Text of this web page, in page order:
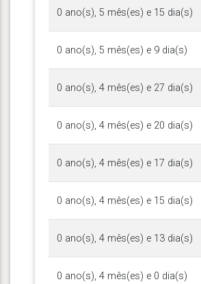
0 ano(s), 5 mês(es) e 15 dia(s)
0 ano(s), 5 mês(es) e 9 dia(s)
0 ano(s), 4 mês(es) e 27 dia(s)
0 ano(s), 4 mês(es) e 20 dia(s)
0 ano(s), 4 mês(es) e 17 dia(s)
0 ano(s), 4 mês(es) e 15 dia(s)
0 ano(s), 4 mês(es) e 13 dia(s)
0 ano(s), 4 mês(es) e 0 dia(s)